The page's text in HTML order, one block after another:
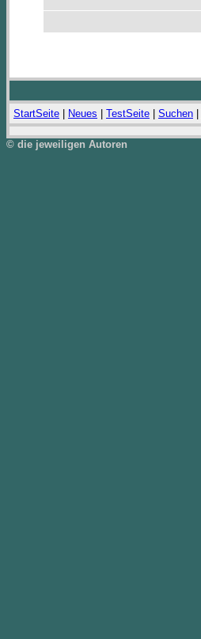
StartSeite Neues TestSeite Suchen
© die jeweiligen Autoren